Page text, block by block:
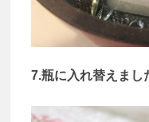
7.瓶に入れ替えまし